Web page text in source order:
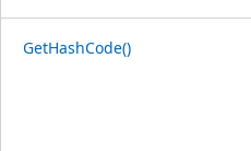
GetHashCode()